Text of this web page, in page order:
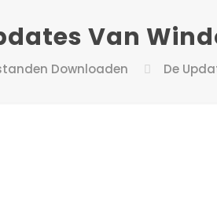
Van
Downloaden De